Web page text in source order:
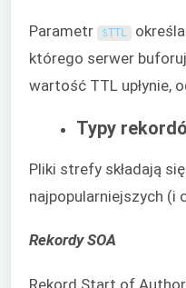
Parametr $TTL określa
którego serwer
wartość TTL upłynie,
Typy
Pliki strefy składają
najpopularniejszych (i
Rekordy SOA
Rekord Start of